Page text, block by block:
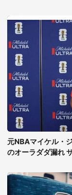
元NBAマイケル・
のオーラダダ漏れ